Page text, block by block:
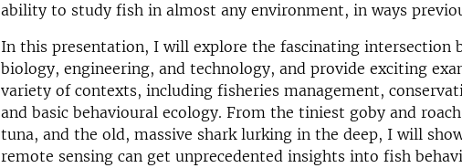
ability to study fish in almost any environment, in ways
In this presentation, I will explore the fascinating intersection
biology, engineering, and technology, and provide exciting
variety of contexts, including fisheries management,
and basic behavioural ecology. From the tiniest goby and
tuna, and the old, massive shark lurking in the deep, I will
remote sensing can get unprecedented insights into fish